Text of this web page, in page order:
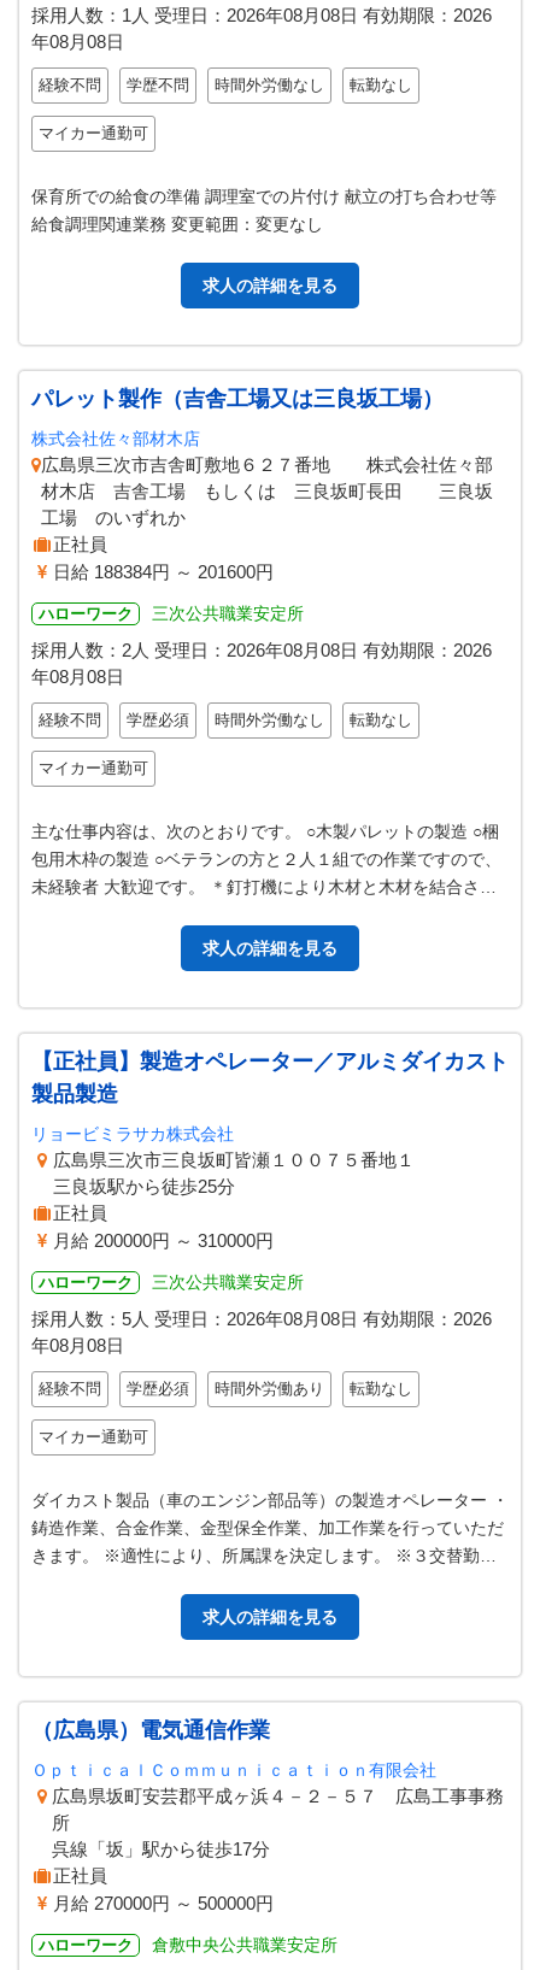
採用人数：1人 受理日： 2026年08月08日 有効期限： 2026
年08月08日
経験不問 学歴不問 時間外労働なし 転勤なし
マイカー通勤可
保育所での給食の準備 調理室での片付け 献立の打ち合わせ等
給食調理関連業務 変更範囲：変更なし
求人の詳細を見る
パレット製作（吉舎工場又は三良坂工場）
株式会社佐々部材木店
広島県三次市吉舎町敷地６２７番地 株式会社佐々部
材木店 吉舎工場 もしくは 三良坂町長田 三良坂
工場 のいずれか
正社員
日給 188384円 ～ 201600円
ハローワーク 三次公共職業安定所
採用人数：2人 受理日： 2026年08月08日 有効期限： 2026
年08月08日
経験不問 学歴必須 時間外労働なし 転勤なし
マイカー通勤可
主な仕事内容は、次のとおりです。 ○木製パレットの製造 ○梱
包用木枠の製造 ○ベテランの方と２人１組での作業ですので、
未経験者 大歓迎です。 ＊釘打機により木材と木材を結合させ
求人の詳細を見る
【正社員】製造オペレーター／アルミダイカスト
製品製造
リョービミラサカ株式会社
広島県三次市三良坂町皆瀬１００７５番地１
三良坂駅から徒歩25分
正社員
月給 200000円 ～ 310000円
ハローワーク 三次公共職業安定所
採用人数：5人 受理日： 2026年08月08日 有効期限： 2026
年08月08日
経験不問 学歴必須 時間外労働あり 転勤なし
マイカー通勤可
ダイカスト製品（車のエンジン部品等）の製造オペレーター ・
鋳造作業、合金作業、金型保全作業、加工作業を行っていただ
きます。 ※適性により、所属課を決定します。 ※３交替勤務
求人の詳細を見る
（広島県）電気通信作業
ＯｐｔｉｃａｌＣｏｍｍｕｎｉｃａｔｉｏｎ有限会社
広島県坂町安芸郡平成ヶ浜４－２－５７ 広島工事事務
所
呉線「坂」駅から徒歩17分
正社員
月給 270000円 ～ 500000円
ハローワーク 倉敷中央公共職業安定所